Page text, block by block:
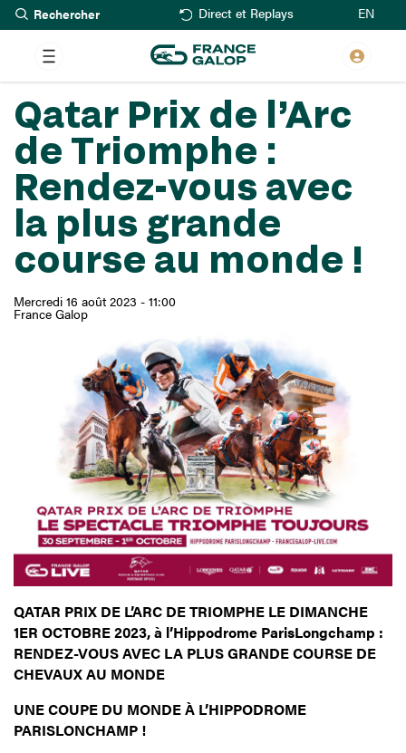
Aller
au
contenu
principal
Rechercher Direct et Replays EN
Qatar Prix de l’Arc
de Triomphe :
Rendez-vous avec
la plus grande
course au monde !
Mercredi 16 août 2023 - 11:00
France Galop
QATAR PRIX DE L’ARC DE TRIOMPHE LE DIMANCHE
1ER OCTOBRE 2023, à l’Hippodrome ParisLongchamp :
RENDEZ-VOUS AVEC LA PLUS GRANDE COURSE DE
CHEVAUX AU MONDE
UNE COUPE DU MONDE À L’HIPPODROME
PARISLONCHAMP !